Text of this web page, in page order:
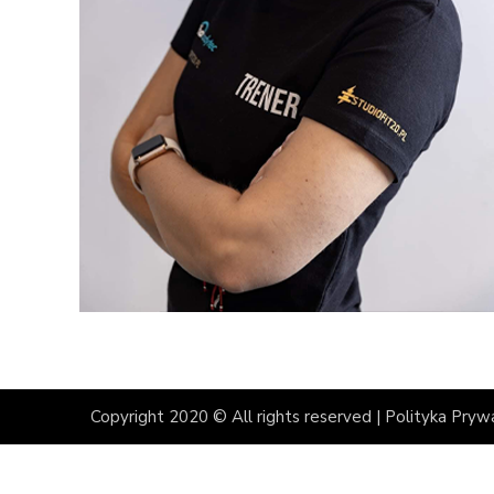
Copyright 2020 © All rights reserved | Polityka